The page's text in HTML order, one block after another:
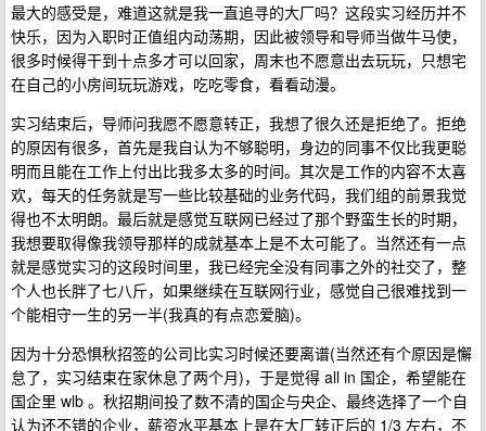
最大的感受是，难道这就是我一直追寻的大厂吗？这段实习经历并不
快乐，因为入职时正值组内动荡期，因此被领导和导师当做牛马使，
很多时候得干到十点多才可以回家，周末也不愿意出去玩玩，只想宅
在自己的小房间玩玩游戏，吃吃零食，看看动漫。
实习结束后，导师问我愿不愿意转正，我想了很久还是拒绝了。拒绝
的原因有很多，首先是我自认为不够聪明，身边的同事不仅比我更聪
明而且能在工作上付出比我多太多的时间。其次是工作的内容不太喜
欢，每天的任务就是写一些比较基础的业务代码，我们组的前景我觉
得也不太明朗。最后就是感觉互联网已经过了那个野蛮生长的时期，
我想要取得像我领导那样的成就基本上是不太可能了。当然还有一点
就是感觉实习的这段时间里，我已经完全没有同事之外的社交了，整
个人也长胖了七八斤，如果继续在互联网行业，感觉自己很难找到一
个能相守一生的另一半(我真的有点恋爱脑)。
因为十分恐惧秋招签的公司比实习时候还要离谱(当然还有个原因是懈
怠了，实习结束在家休息了两个月)，于是觉得 all in 国企，希望能在
国企里 wlb 。秋招期间投了数不清的国企与央企、最终选择了一个自
认为还不错的企业，薪资水平基本上是在大厂转正后的 1/3 左右，不